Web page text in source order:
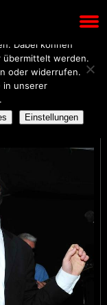
um den Betrieb
werden
Dabei können
übermittelt werden.
oder widerrufen.
in unserer
Einstellungen